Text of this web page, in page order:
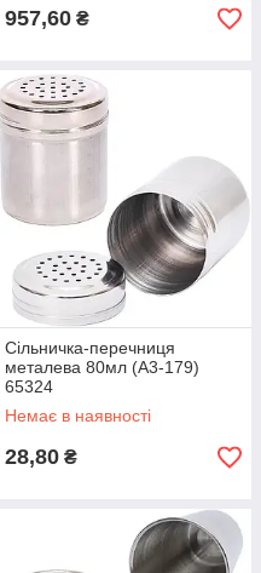
957,60 ₴
Сільничка-перечниця
металева 80мл (A3-179)
65324
Немає в наявності
28,80 ₴